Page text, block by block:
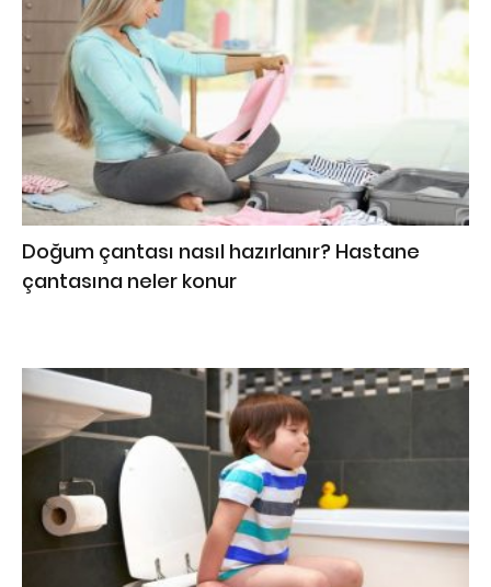
Doğum çantası nasıl hazırlanır? Hastane
çantasına neler konur